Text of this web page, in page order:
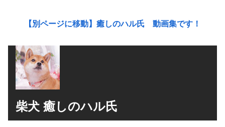
【別ページに移動】癒しのハル氏 動画集です！
柴犬 癒しのハル氏